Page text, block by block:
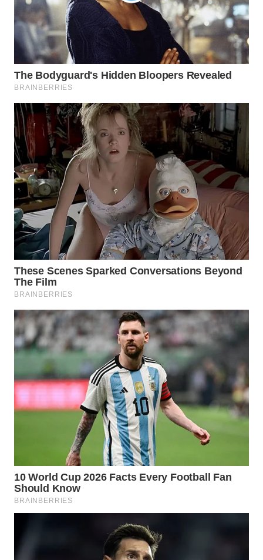
TANGERANG
WN
BINJAI
WN
CIREBON
WN
INDRAMAYU
WN
KUNINGAN
WN
MAJALENGKA
WN
WN
SUKABUMI
WN
PURWAKARTA
WN
TIMUR
WN
SOLO